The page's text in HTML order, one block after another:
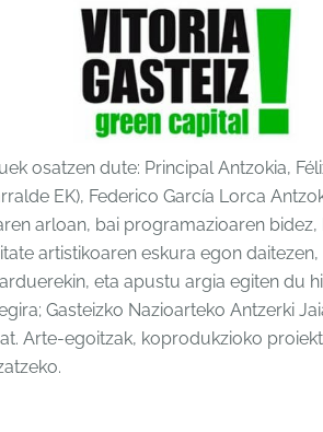
osatzen dute: Principal Antzokia,
EK), Federico García Lorca
arloan, bai programazioaren
artistikoaren eskura egon
eta apustu argia egiten du
Gasteizko Nazioarteko Antzerki
Arte-egoitzak, koprodukzioko